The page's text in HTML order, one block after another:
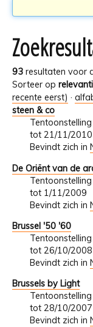
93 resultaten voor
Sorteer op
recente eerst) ·
steen & co
tot 21/11/2010
Bevindt zich in
De Oriënt van de
tot 1/11/2009
Bevindt zich in
Brussel '50 '60
tot 26/10/2008
Bevindt zich in
Brussels by Light
tot 28/10/2007
Bevindt zich in